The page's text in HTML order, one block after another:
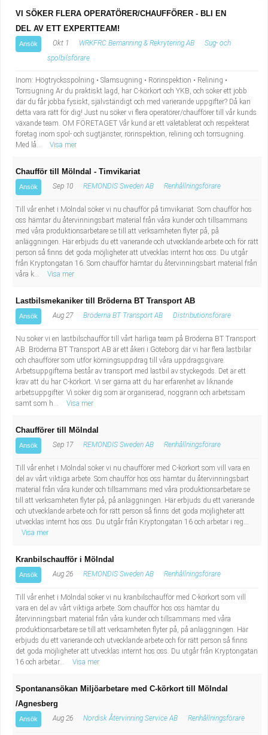
VI SÖKER FLERA OPERATÖRER/CHAUFFÖRER - BLI EN
DEL AV ETT EXPERTTEAM!
Ansök Okt 1 WRKFRC Bemanning & Rekrytering AB
Sug- och
spolbilsförare
Inom: Högtrycksspolning • Slamsugning • Rörinspektion • Relining •
Torrsugning Är du praktiskt lagd, har C-körkort och YKB, och söker ett jobb
där du får jobba fysiskt, självständigt och med varierande uppgifter? Då kan
detta vara rätt för dig! Just nu söker vi flera operatörer/chaufförer till vår kunds
växande team. OM FÖRETAGET Vår kund är ett väletablerat och respekterat
företag inom spol- och sugtjänster, rörinspektion, relining och torrsugning.
Med lå...
Visa mer
Chaufför till Mölndal - Timvikariat
Ansök Sep 10 REMONDIS Sweden AB Renhållningsförare
Till vår enhet i Mölndal söker vi nu chaufför på timvikariat. Som chaufför hos
oss hämtar du återvinningsbart material från våra kunder och tillsammans
med våra produktionsarbetare se till att verksamheten flyter på, på
anläggningen. Här erbjuds du ett varierande och utvecklande arbete och för rätt
person så finns det goda möjligheter att utvecklas internt hos oss. Du utgår
från Kryptongatan 16. Som chaufför hämtar du återvinningsbart material från
våra k...
Visa mer
Lastbilsmekaniker till Bröderna BT Transport AB
Ansök Aug 27 Bröderna BT Transport AB Distributionsförare
Nu söker vi en lastbilschaufför till vårt härliga team på Bröderna BT Transport
AB. Bröderna BT Transport AB är ett åkeri i Göteborg där vi har flera lastbilar
och chaufförer som utför körningsuppdrag till våra uppdragsgivare.
Arbetsuppgifterna består av transport med lastbil av styckegods. Det är ett
krav att du har C-körkort. Vi ser gärna att du har erfarenhet av liknande
arbetsuppgifter. Vi söker dig som är organiserad, noggrann och arbetssam
samt som h...
Visa mer
Chaufförer till Mölndal
Ansök Sep 17 REMONDIS Sweden AB Renhållningsförare
Till vår enhet i Mölndal söker vi nu chaufförer med C-körkort som vill vara en
del av vårt viktiga arbete. Som chaufför hos oss hämtar du återvinningsbart
material från våra kunder och tillsammans med våra produktionsarbetare se
till att verksamheten flyter på, på anläggningen. Här erbjuds du ett varierande
och utvecklande arbete och för rätt person så finns det goda möjligheter att
utvecklas internt hos oss. Du utgår från Kryptongatan 16 och arbetar i reg...
Visa mer
Kranbilschaufför i Mölndal
Ansök Aug 26 REMONDIS Sweden AB Renhållningsförare
Till vår enhet i Mölndal söker vi nu kranbilschaufför med C-körkort som vill
vara en del av vårt viktiga arbete. Som chaufför hos oss hämtar du
återvinningsbart material från våra kunder och tillsammans med våra
produktionsarbetare se till att verksamheten flyter på, på anläggningen. Här
erbjuds du ett varierande och utvecklande arbete och för rätt person så finns
det goda möjligheter att utvecklas internt hos oss. Du utgår från Kryptongatan
16 och arbetar...
Visa mer
Spontanansökan Miljöarbetare med C-körkort till Mölndal
/Agnesberg
Ansök Aug 26 Nordisk Återvinning Service AB Renhållningsförare